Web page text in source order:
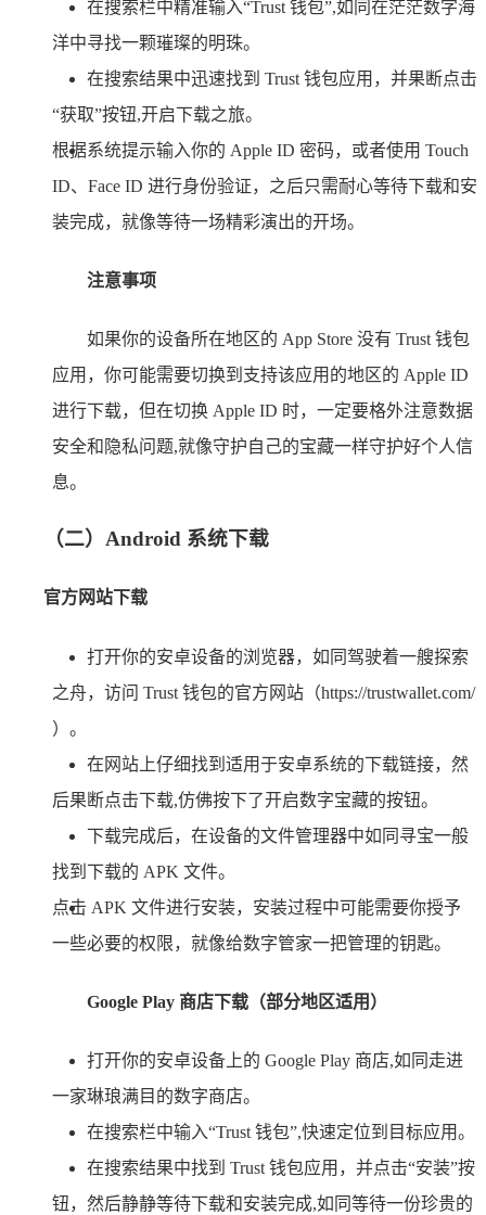
在搜索栏中精准输入“Trust 钱包”,如同在茫茫数字海
洋中寻找一颗璀璨的明珠。
在搜索结果中迅速找到 Trust 钱包应用，并果断点击
“获取”按钮,开启下载之旅。
根据系统提示输入你的 Apple ID 密码，或者使用 Touch
ID、Face ID 进行身份验证，之后只需耐心等待下载和安
装完成，就像等待一场精彩演出的开场。
注意事项
如果你的设备所在地区的 App Store 没有 Trust 钱包
应用，你可能需要切换到支持该应用的地区的 Apple ID
进行下载，但在切换 Apple ID 时，一定要格外注意数据
安全和隐私问题,就像守护自己的宝藏一样守护好个人信
息。
（二）Android 系统下载
官方网站下载
打开你的安卓设备的浏览器，如同驾驶着一艘探索
之舟，访问 Trust 钱包的官方网站（https://trustwallet.com/
）。
在网站上仔细找到适用于安卓系统的下载链接，然
后果断点击下载,仿佛按下了开启数字宝藏的按钮。
下载完成后，在设备的文件管理器中如同寻宝一般
找到下载的 APK 文件。
点击 APK 文件进行安装，安装过程中可能需要你授予
一些必要的权限，就像给数字管家一把管理的钥匙。
Google Play 商店下载（部分地区适用）
打开你的安卓设备上的 Google Play 商店,如同走进
一家琳琅满目的数字商店。
在搜索栏中输入“Trust 钱包”,快速定位到目标应用。
在搜索结果中找到 Trust 钱包应用，并点击“安装”按
钮，然后静静等待下载和安装完成,如同等待一份珍贵的